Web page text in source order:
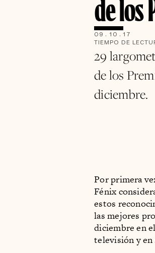
de los
09 . 10 . 17
TIEMPO DE
29
de los
diciembre.
Por primera
Fénix
estos
las mejores
diciembre en
televisión y en